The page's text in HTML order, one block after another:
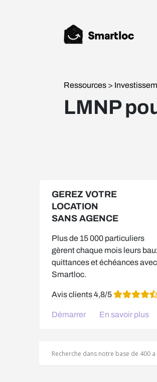
Ressources >
LMNP
GEREZ VOTRE
LOCATION
SANS AGENCE
Plus de 15 000 particuliers
gèrent chaque mois leurs
quittances et échéances avec
Smartloc.
Avis clients 4,8/5
Démarrer En savoir plus